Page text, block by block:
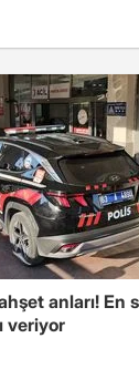
anları! En
veriyor